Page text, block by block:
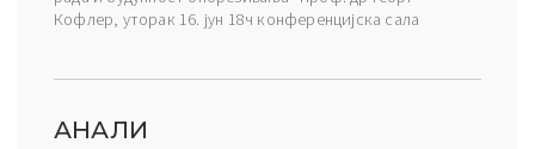
Кофлер, уторак 16. јун 18ч конференцијска сала
АНАЛИ